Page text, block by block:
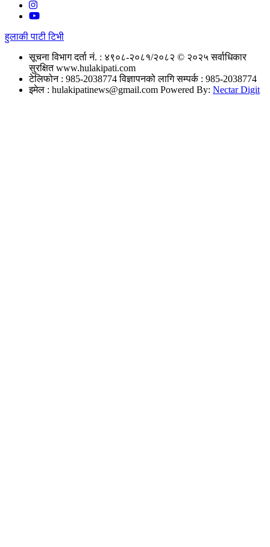
हुलाकी पाटी टिभी
सूचना विभाग दर्ता नं. : ४९०८-२०८१/२०८२ © २०२५ सर्वाधिकार
सुरक्षित www.hulakipati.com
टेलिफोन : 985-2038774विज्ञापनको लागि सम्पर्क : 985-2038774
इमेल : hulakipatinews@gmail.com Powered By: Nectar Digit